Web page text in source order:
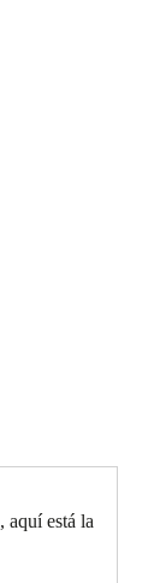
aquí está la